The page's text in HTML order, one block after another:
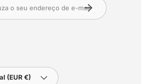
Inscreva-se
(EUR €)